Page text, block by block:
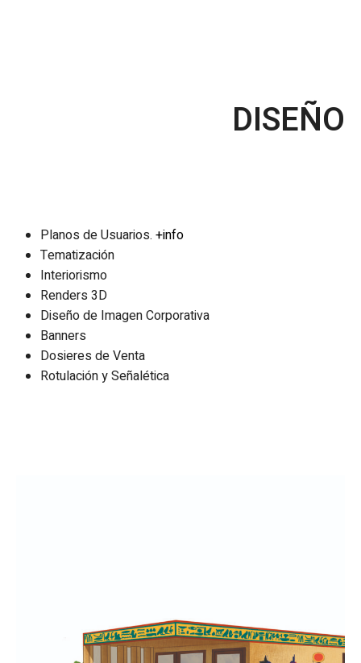
DISEÑO
Planos de Usuarios. +info
Tematización
Interiorismo
Renders 3D
Diseño de Imagen Corporativa
Banners
Dosieres de Venta
Rotulación y Señalética